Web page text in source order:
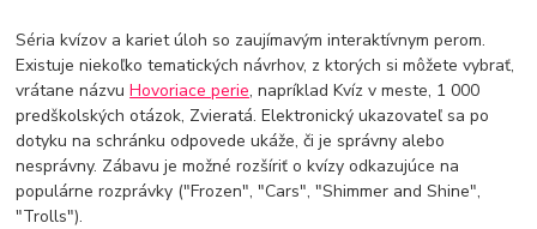
Séria kvízov a kariet úloh so zaujímavým interaktívnym perom.
Existuje niekoľko tematických návrhov, z ktorých si môžete vybrať,
vrátane názvuHovoriace perie, napríklad Kvíz v meste, 1 000
predškolských otázok, Zvieratá. Elektronický ukazovateľ sa po
dotyku na schránku odpovede ukáže, či je správny alebo
nesprávny. Zábavu je možné rozšíriť o kvízy odkazujúce na
populárne rozprávky ("Frozen", "Cars", "Shimmer and Shine",
"Trolls").